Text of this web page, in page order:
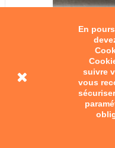
En
suivre
vous